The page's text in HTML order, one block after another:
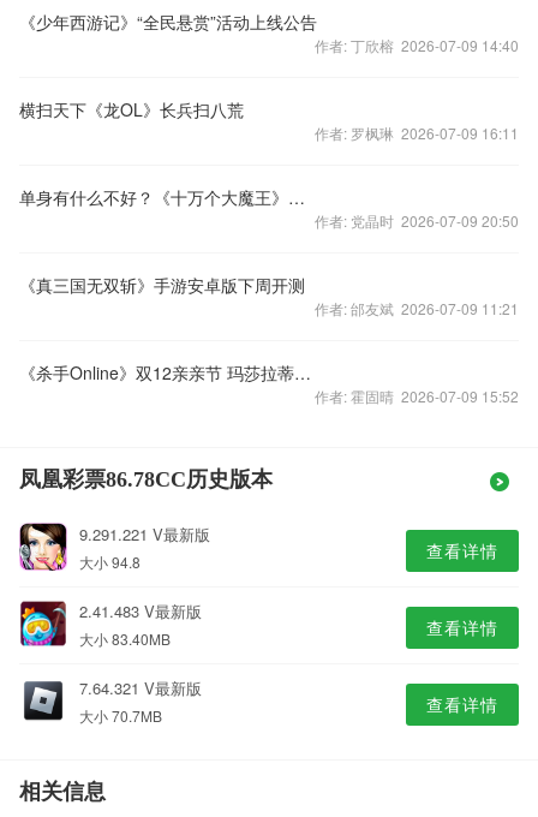
《少年西游记》“全民悬赏”活动上线公告
作者: 丁欣榕 2026-07-09 14:40
横扫天下《龙OL》长兵扫八荒
作者: 罗枫琳 2026-07-09 16:11
单身有什么不好？《十万个大魔王》挑战麒麟臂极限
作者: 党晶时 2026-07-09 20:50
《真三国无双斩》手游安卓版下周开测
作者: 邰友斌 2026-07-09 11:21
《杀手Online》双12亲亲节 玛莎拉蒂1折抢!
作者: 霍固晴 2026-07-09 15:52
凤凰彩票86.78CC历史版本
9.291.221 V最新版
大小 94.8 查看详情
2.41.483 V最新版
大小 83.40MB 查看详情
7.64.321 V最新版
大小 70.7MB 查看详情
相关信息